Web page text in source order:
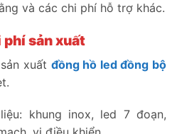
và các chi phí hỗ trợ khác.
sản xuất
xuất đồng hồ led đồng bộ
khung inox, led 7 đoạn,